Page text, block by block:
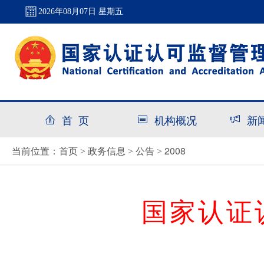
2026年08月07日 星期五
首 页 机构概况 新
当前位置： 首页 > 政务信息 > 公告 > 2008
国家认